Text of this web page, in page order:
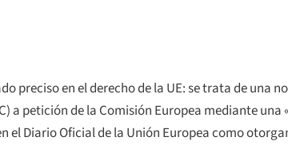
preciso en el derecho de la UE: se trata de una
a petición de la Comisión Europea mediante una
Diario Oficial de la Unión Europea como